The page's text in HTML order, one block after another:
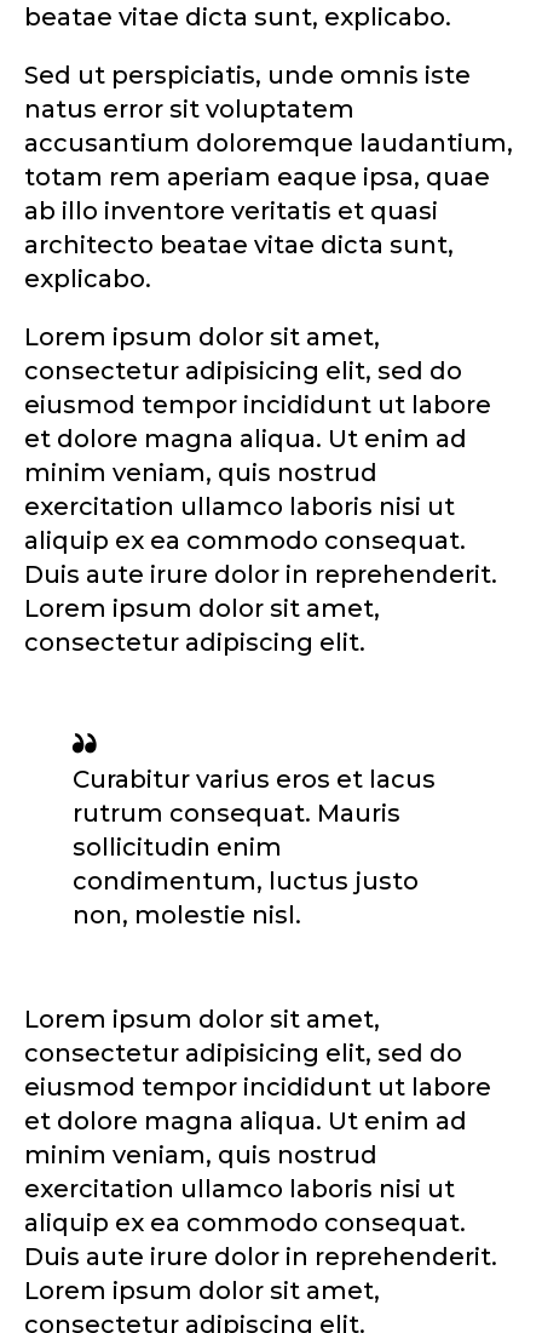
beatae vitae dicta sunt, explicabo.
Sed ut perspiciatis, unde omnis iste
natus error sit voluptatem
accusantium doloremque laudantium,
totam rem aperiam eaque ipsa, quae
ab illo inventore veritatis et quasi
architecto beatae vitae dicta sunt,
explicabo.
Lorem ipsum dolor sit amet,
consectetur adipisicing elit, sed do
eiusmod tempor incididunt ut labore
et dolore magna aliqua. Ut enim ad
minim veniam, quis nostrud
exercitation ullamco laboris nisi ut
aliquip ex ea commodo consequat.
Duis aute irure dolor in reprehenderit.
Lorem ipsum dolor sit amet,
consectetur adipiscing elit.
Curabitur varius eros et lacus
rutrum consequat. Mauris
sollicitudin enim
condimentum, luctus justo
non, molestie nisl.
Lorem ipsum dolor sit amet,
consectetur adipisicing elit, sed do
eiusmod tempor incididunt ut labore
et dolore magna aliqua. Ut enim ad
minim veniam, quis nostrud
exercitation ullamco laboris nisi ut
aliquip ex ea commodo consequat.
Duis aute irure dolor in reprehenderit.
Lorem ipsum dolor sit amet,
consectetur adipiscing elit.